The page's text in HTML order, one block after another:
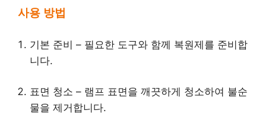
사용 방법
기본 준비 – 필요한 도구와 함께 복원제를 준비합
니다.
표면 청소 – 램프 표면을 깨끗하게 청소하여 불순
물을 제거합니다.